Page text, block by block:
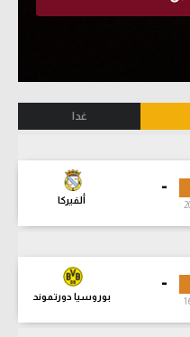
غدا
-
ألفيركا
-
بوروسيا دورتموند